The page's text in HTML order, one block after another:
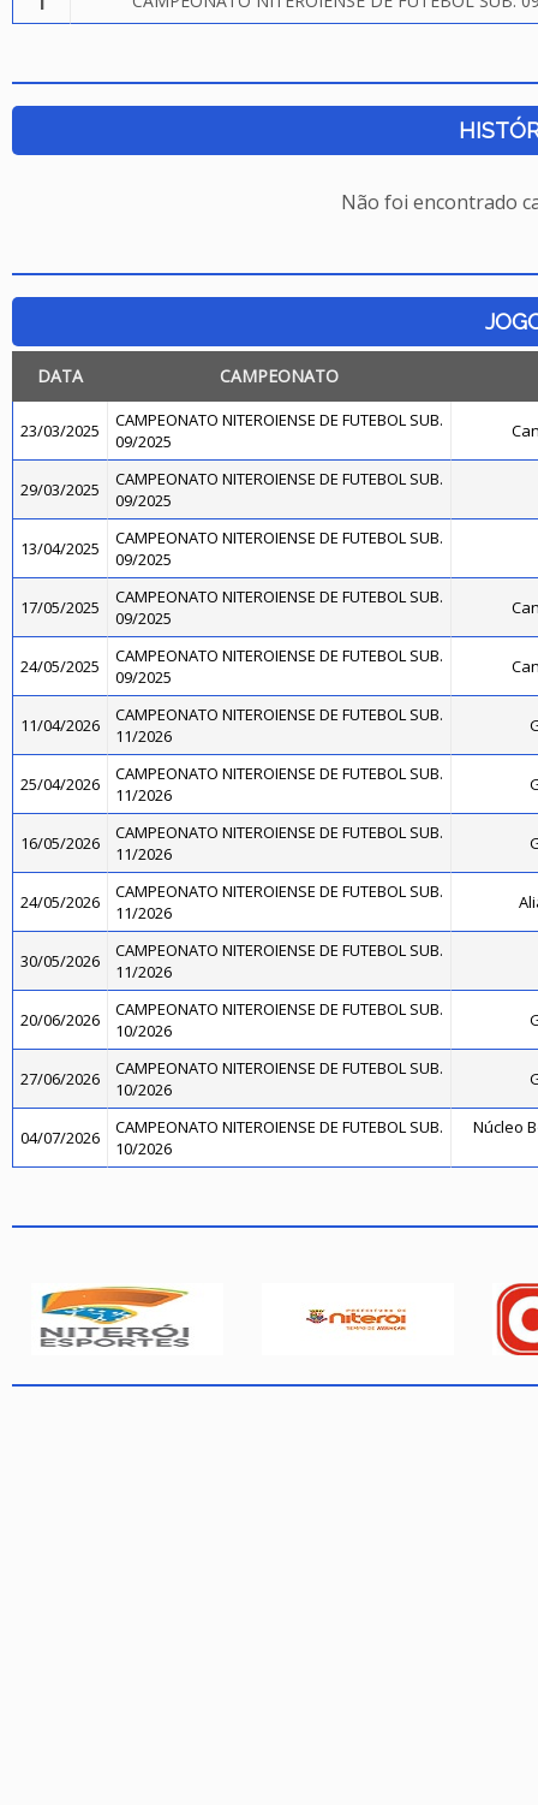
Não foi encontrado
DATA CAMPEONATO
23/03/2025
CAMPEONATO NITEROIENSE DE FUTEBOL SUB.
09/2025
29/03/2025
CAMPEONATO NITEROIENSE DE FUTEBOL SUB.
09/2025
13/04/2025
CAMPEONATO NITEROIENSE DE FUTEBOL SUB.
09/2025
17/05/2025
CAMPEONATO NITEROIENSE DE FUTEBOL SUB.
09/2025
24/05/2025
CAMPEONATO NITEROIENSE DE FUTEBOL SUB.
09/2025
11/04/2026
CAMPEONATO NITEROIENSE DE FUTEBOL SUB.
11/2026
25/04/2026
CAMPEONATO NITEROIENSE DE FUTEBOL SUB.
11/2026
16/05/2026
CAMPEONATO NITEROIENSE DE FUTEBOL SUB.
11/2026
24/05/2026
CAMPEONATO NITEROIENSE DE FUTEBOL SUB.
11/2026
30/05/2026
CAMPEONATO NITEROIENSE DE FUTEBOL SUB.
11/2026
20/06/2026
CAMPEONATO NITEROIENSE DE FUTEBOL SUB.
10/2026
27/06/2026
CAMPEONATO NITEROIENSE DE FUTEBOL SUB.
10/2026
04/07/2026
CAMPEONATO NITEROIENSE DE FUTEBOL SUB.
10/2026
Núcleo